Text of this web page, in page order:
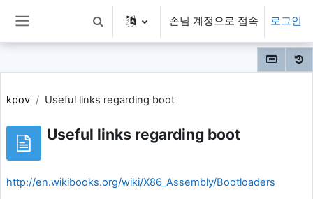
검색 입력 전환 손님 계정으로 접속 로그인
kpov Useful links regarding boot
Useful links regarding boot
http://en.wikibooks.org/wiki/X86_Assembly/Bootloaders